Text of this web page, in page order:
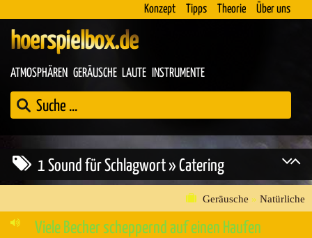
Konzept Tipps Theorie Über uns
hoerspielbox.de
ATMOSPHÄREN GERÄUSCHE LAUTE INSTRUMENTE
1 Sound für Schlagwort » Catering
Geräusche » Natürliche
Viele Becher scheppernd auf einen Haufen